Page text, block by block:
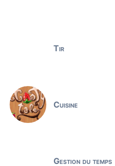
Tir
Cuisine
Gestion du temps